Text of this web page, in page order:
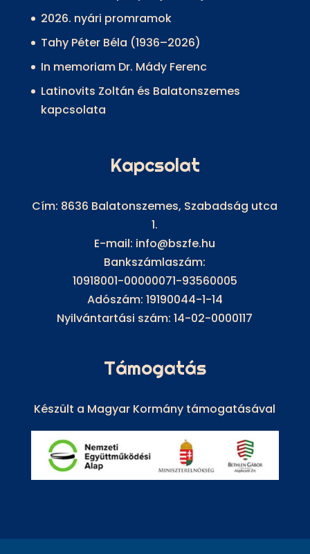
2026. nyári promramok
Tahy Péter Béla (1936–2026)
In memoriam Dr. Mády Ferenc
Latinovits Zoltán és Balatonszemes
kapcsolata
Kapcsolat
Cím: 8636 Balatonszemes, Szabadság utca
1.
E-mail: info@bszfe.hu
Bankszámlaszám:
10918001-00000071-93560005
Adószám: 19190044-1-14
Nyilvántartási szám: 14-02-0000117
Támogatás
Készült a Magyar Kormány támogatásával